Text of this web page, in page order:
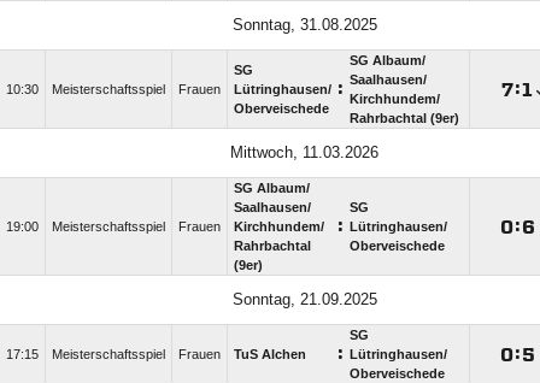
Sonntag, 31.08.2025
10:30 Meisterschaftsspiel Frauen
SG
Lütringhausen/​
Oberveischede
:
SG Albaum/​
Saalhausen/​
Kirchhundem/​
Rahrbachtal (9er)
:
Mittwoch, 11.03.2026
19:00 Meisterschaftsspiel Frauen
SG Albaum/​
Saalhausen/​
Kirchhundem/​
Rahrbachtal
(9er)
:
SG
Lütringhausen/​
Oberveischede
:
Sonntag, 21.09.2025
17:15 Meisterschaftsspiel Frauen TuS Alchen :
SG
Lütringhausen/​
Oberveischede
: